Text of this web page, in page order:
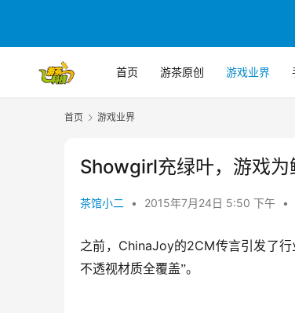
首页 游茶原创 游戏业界
首页 游戏业界
Showgirl充绿叶，游戏
茶馆小二 • 2015年7月24日 5:50 下午 •
之前， ChinaJoy的2CM传言引发了行
不透视材质全覆盖”。